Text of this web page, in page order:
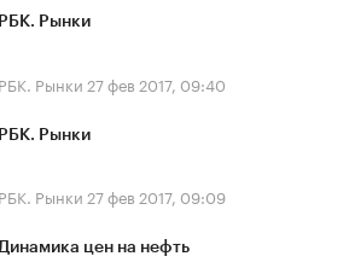
РБК. Рынки
РБК. Рынки 27 фев 2017, 09:40
РБК. Рынки
РБК. Рынки 27 фев 2017, 09:09
цен на нефть